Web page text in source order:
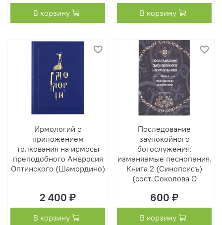
В корзину В корзину
Ирмологий с
приложением
толкования на ирмосы
преподобного Амвросия
Оптинского (Шамордино)
2 400 ₽
В корзину
Последование
заупокойного
богослужения:
изменяемые песнопения.
Книга 2 (Синопсисъ)
(сост. Соколова О
600 ₽
В корзину